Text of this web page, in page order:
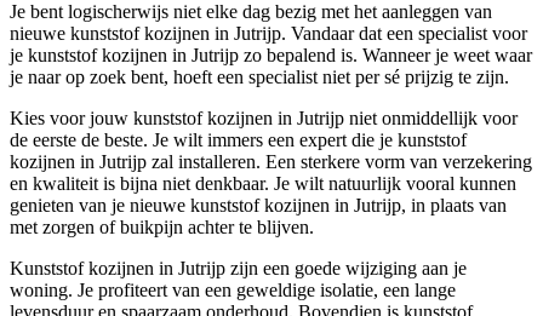
Je bent logischerwijs niet elke dag bezig met het aanleggen van
nieuwe kunststof kozijnen in Jutrijp. Vandaar dat een specialist voor
je kunststof kozijnen in Jutrijp zo bepalend is. Wanneer je weet waar
je naar op zoek bent, hoeft een specialist niet per sé prijzig te zijn.
Kies voor jouw kunststof kozijnen in Jutrijp niet onmiddellijk voor
de eerste de beste. Je wilt immers een expert die je kunststof
kozijnen in Jutrijp zal installeren. Een sterkere vorm van verzekering
en kwaliteit is bijna niet denkbaar. Je wilt natuurlijk vooral kunnen
genieten van je nieuwe kunststof kozijnen in Jutrijp, in plaats van
met zorgen of buikpijn achter te blijven.
Kunststof kozijnen in Jutrijp zijn een goede wijziging aan je
woning. Je profiteert van een geweldige isolatie, een lange